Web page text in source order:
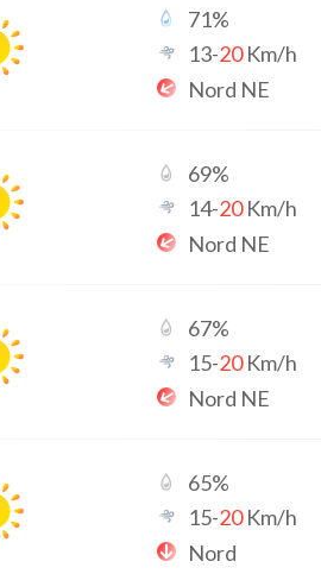
71%
13-20Km/h
Nord NE
69%
14-20Km/h
Nord NE
67%
15-20Km/h
Nord NE
65%
15-20Km/h
Nord